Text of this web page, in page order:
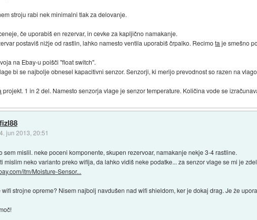
stroju rabi nek minimalni tlak za delovanje.
če uporabiš en rezervar, in cevke za kapljično namakanje.
postaviš nižje od rastlin, lahko namesto ventila uporabiš črpalko. Recimota je smešno
na Ebay-u poišči "float switch".
bi se najbolje obnesel kapacitivni senzor. Senzorji, ki merijo prevodnost so razen na
projekt. 1 in 2 del. Namesto senzorja vlage je senzor temperature. Količina vode se
jun 2013, 20:51
sem mislil. neke poceni komponente, skupen rezervoar, namakanje nekje 3-4 rastline.
mislim neko varianto preko wifija, da lahko vidiš neke podatke... za senzor vlage se mi je
itm/Moisture-Sensor...
wifi strojne opreme? Nisem najbolj navdušen nad wifi shieldom, ker je dokaj drag. Je že